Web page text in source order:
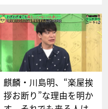
麒麟・川島明、“楽屋挨
拶お断り”な理由を明か